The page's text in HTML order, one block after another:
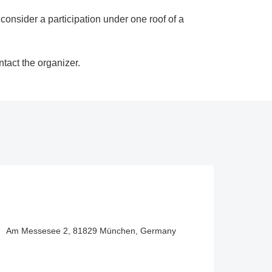
a participation under one roof of a
the organizer.
Am Messesee 2, 81829 München, Germany